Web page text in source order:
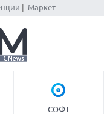
Маркет
СОФТ